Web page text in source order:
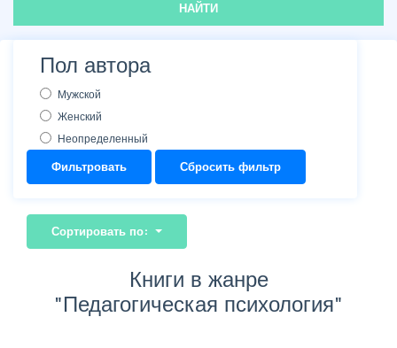
НАЙТИ
Пол автора
Мужской
Женский
Неопределенный
Фильтровать Сбросить фильтр
Сортировать по:
Книги в жанре
"Педагогическая психология"